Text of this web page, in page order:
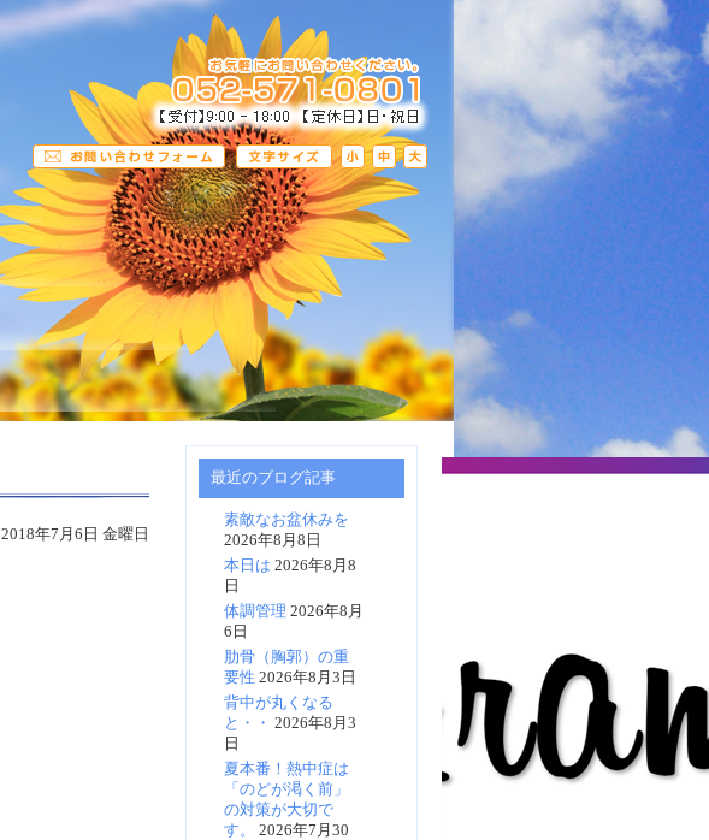
2018年7月6日 金曜日
最近のブログ記事
素敵なお盆休みを
2026年8月8日
本日は 2026年8月8
日
体調管理 2026年8月
6日
肋骨（胸郭）の重
要性 2026年8月3日
背中が丸くなる
と・・ 2026年8月3
日
夏本番！熱中症は
「のどが渇く前」
の対策が大切で
す。
2026年7月30